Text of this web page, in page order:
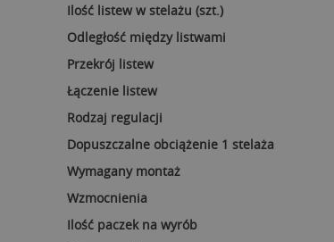
Ilość listew w stelażu (szt.)
Odległość między listwami
Przekrój listew
Łączenie listew
Rodzaj regulacji
Dopuszczalne obciążenie 1 stelaża
Wymagany montaż
Wzmocnienia
Ilość paczek na wyrób